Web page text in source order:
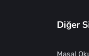
Diğer
Masal